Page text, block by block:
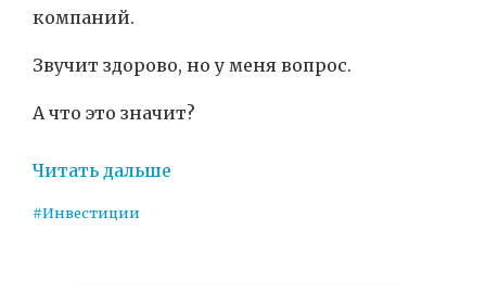
компаний.
Звучит здорово, но у меня вопрос.
А что это значит?
Читать дальше
#Инвестиции